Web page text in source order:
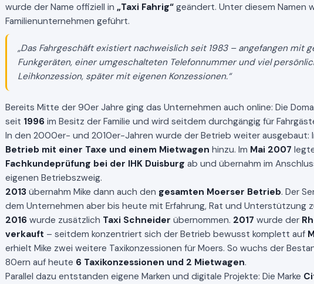
wurde der Name offiziell in „Taxi Fahrig“ geändert. Unter diesem Namen
Familienunternehmen geführt.
„Das Fahrgeschäft existiert nachweislich seit 1983 – angefangen mit
Funkgeräten, einer umgeschalteten Telefonnummer und viel
Leihkonzession, später mit eigenen Konzessionen.“
Bereits Mitte der 90er Jahre ging das Unternehmen auch online: Die
seit 1996 im Besitz der Familie und wird seitdem durchgängig für
In den 2000er- und 2010er-Jahren wurde der Betrieb weiter ausgebaut:
Betrieb mit einer Taxe und einem Mietwagen hinzu. Im Mai 2007
Fachkundeprüfung bei der IHK Duisburg ab und übernahm im
eigenen Betriebszweig.
2013 übernahm Mike dann auch den gesamten Moerser Betrieb. Der
dem Unternehmen aber bis heute mit Erfahrung, Rat und Unterstützung
2016 wurde zusätzlich Taxi Schneider übernommen. 2017 wurde der
verkauft – seitdem konzentriert sich der Betrieb bewusst komplett auf
erhielt Mike zwei weitere Taxikonzessionen für Moers. So wuchs der
80ern auf heute 6 Taxikonzessionen und 2 Mietwagen.
Parallel dazu entstanden eigene Marken und digitale Projekte: Die Marke